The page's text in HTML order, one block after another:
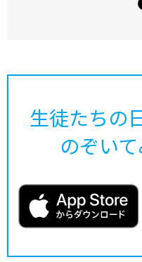
生徒たちの
のぞい